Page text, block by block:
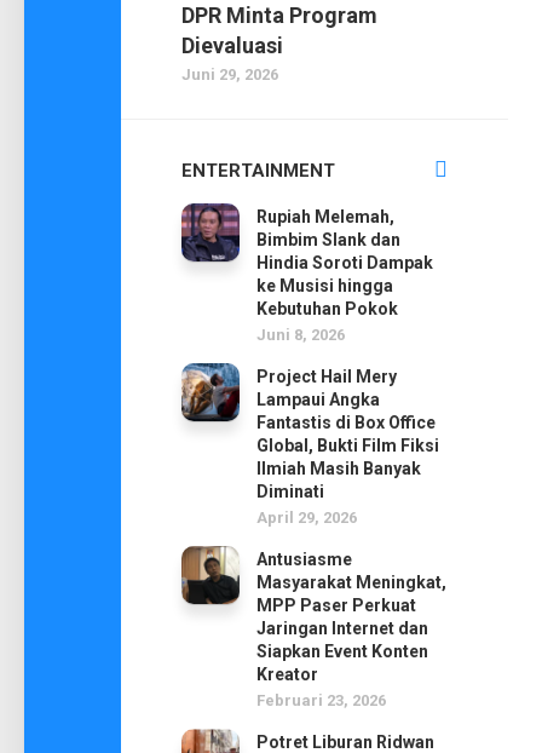
DPR Minta Program
Dievaluasi
Juni 29, 2026
ENTERTAINMENT
Rupiah Melemah,
Bimbim Slank dan
Hindia Soroti Dampak
ke Musisi hingga
Kebutuhan Pokok
Juni 8, 2026
Project Hail Mery
Lampaui Angka
Fantastis di Box Office
Global, Bukti Film Fiksi
Ilmiah Masih Banyak
Diminati
April 29, 2026
Antusiasme
Masyarakat Meningkat,
MPP Paser Perkuat
Jaringan Internet dan
Siapkan Event Konten
Kreator
Februari 23, 2026
Potret Liburan Ridwan